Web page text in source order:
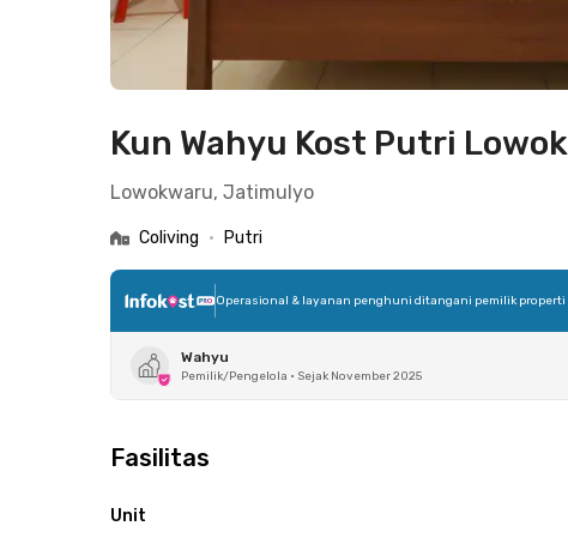
Kun Wahyu Kost Putri
Lowokwaru, Jatimulyo
Coliving • Putri
Operasional & layanan penghuni ditangani pemilik properti
Wahyu
Pemilik/Pengelola • Sejak November 2025
Fasilitas
Unit